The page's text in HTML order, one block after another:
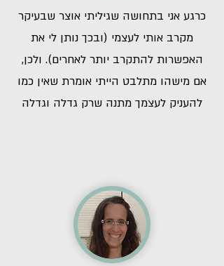
כרגע אני בתחושה שגיליתי אוצר שבעיקר
מקרב אותי לעצמי (ובכך נותן לי את
האפשרות להתקרב יותר לאחרים). ולכן,
אם מישהו מתלבט הייתי אומרת שאין כמו
להעניק לעצמך מתנה שרק גדלה וגדלה